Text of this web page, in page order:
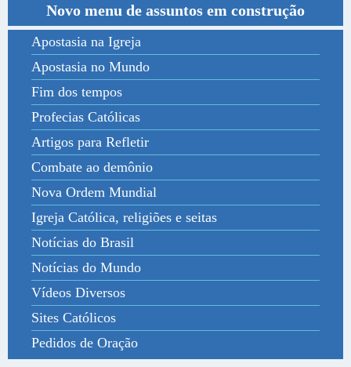
Novo menu de assuntos em construção
Apostasia na Igreja
Apostasia no Mundo
Fim dos tempos
Profecias Católicas
Artigos para Refletir
Combate ao demônio
Nova Ordem Mundial
Igreja Católica, religiões e seitas
Notícias do Brasil
Notícias do Mundo
Vídeos Diversos
Sites Católicos
Pedidos de Oração